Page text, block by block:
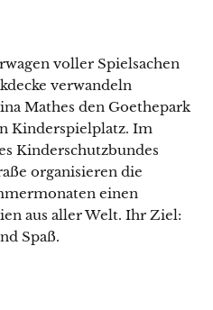
voller Spielsachen
verwandeln
Mathes den Goethepark
Kinderspielplatz. Im
Kinderschutzbundes
organisieren die
einen
aus aller Welt. Ihr Ziel:
Spaß.